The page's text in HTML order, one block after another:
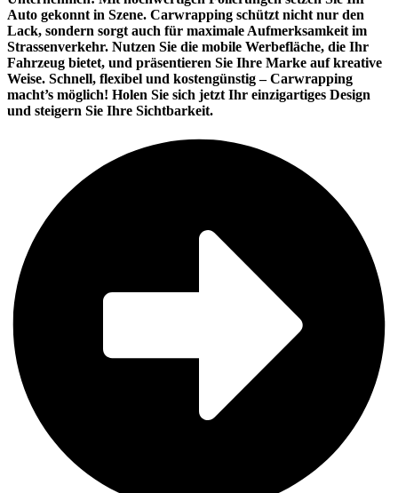
Auto gekonnt in Szene. Carwrapping schützt nicht nur den
Lack, sondern sorgt auch für maximale Aufmerksamkeit im
Strassenverkehr. Nutzen Sie die mobile Werbefläche, die Ihr
Fahrzeug bietet, und präsentieren Sie Ihre Marke auf kreative
Weise. Schnell, flexibel und kostengünstig – Carwrapping
macht’s möglich! Holen Sie sich jetzt Ihr einzigartiges Design
und steigern Sie Ihre Sichtbarkeit.